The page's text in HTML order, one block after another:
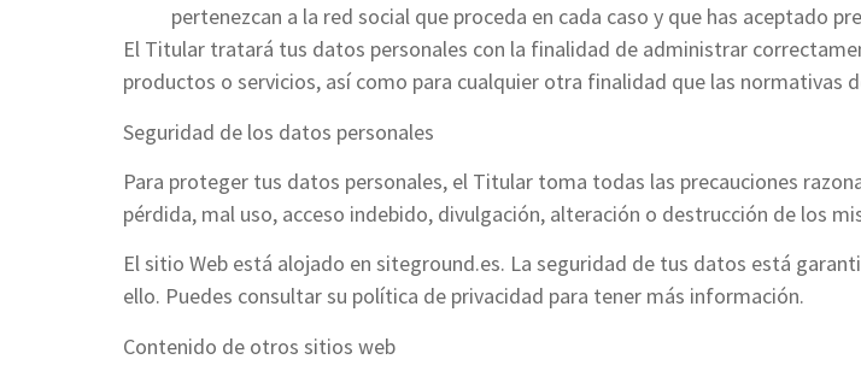
pertenezcan a la red social que proceda en cada caso y que has aceptado
El Titular tratará tus datos personales con la finalidad de administrar
productos o servicios, así como para cualquier otra finalidad que las normativas
Seguridad de los datos personales
Para proteger tus datos personales, el Titular toma todas las precauciones
pérdida, mal uso, acceso indebido, divulgación, alteración o destrucción de los
El sitio Web está alojado en siteground.es. La seguridad de tus datos está
ello. Puedes consultar su política de privacidad para tener más información.
Contenido de otros sitios web